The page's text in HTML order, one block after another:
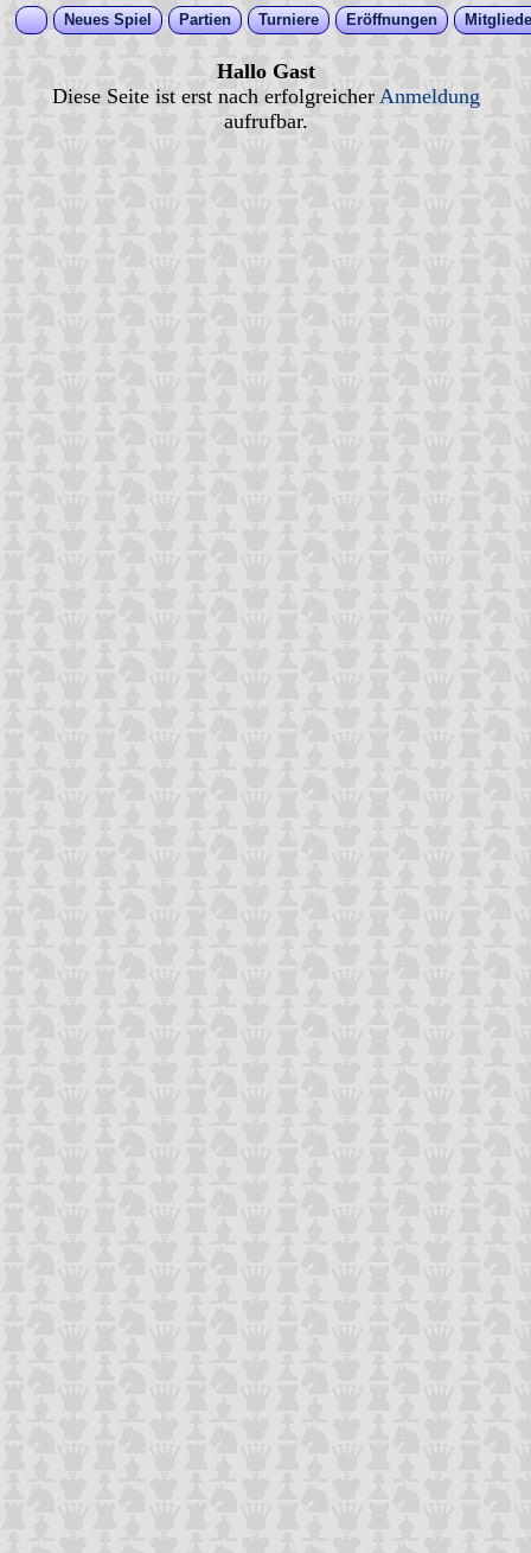
Neues Spiel Partien Turniere Eröffnungen
Hallo Gast
Diese Seite ist erst nach erfolgreicher Anmeldung
aufrufbar.